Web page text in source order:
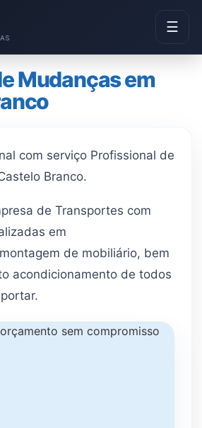
☰
Mudanças em
com serviço Profissional de
Branco.
de Transportes com
em
de mobiliário, bem
acondicionamento de todos